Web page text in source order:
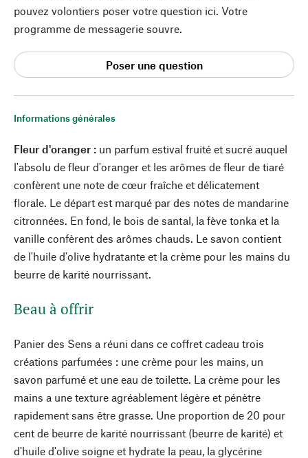
Informations générales
Fleur d'oranger : un parfum estival fruité et sucré auquel
l'absolu de fleur d'oranger et les arômes de fleur de tiaré
confèrent une note de cœur fraîche et délicatement
florale. Le départ est marqué par des notes de mandarine
citronnées. En fond, le bois de santal, la fève tonka et la
vanille confèrent des arômes chauds. Le savon contient
de l'huile d'olive hydratante et la crème pour les mains du
beurre de karité nourrissant.
Beau à offrir
Panier des Sens a réuni dans ce coffret cadeau trois
créations parfumées : une crème pour les mains, un
savon parfumé et une eau de toilette. La crème pour les
mains a une texture agréablement légère et pénètre
rapidement sans être grasse. Une proportion de 20 pour
cent de beurre de karité nourrissant (beurre de karité) et
d'huile d'olive soigne et hydrate la peau, la glycérine
pouvez volontiers poser votre question ici. Votre
programme de messagerie souvre.
Poser une question